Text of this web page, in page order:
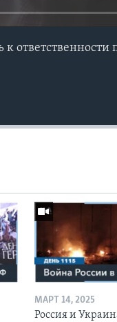
ответственности
МАРТ 14, 2025
Россия и